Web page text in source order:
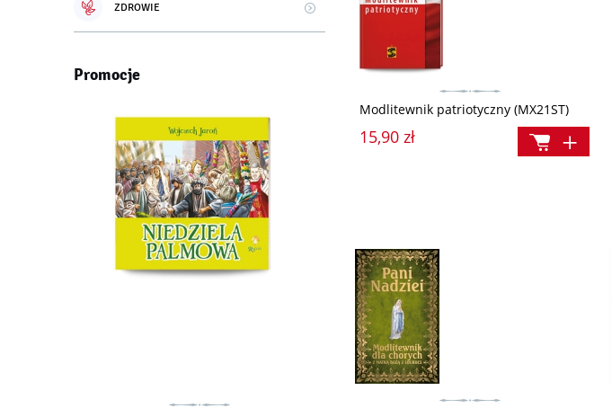
ZDROWIE
Promocje
Modlitewnik patriotyczny (MX21ST)
15,90 zł